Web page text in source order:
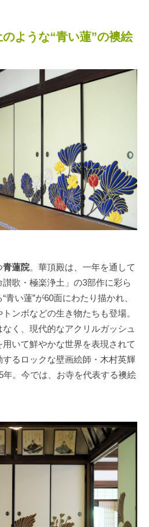
のような“青い蓮”の襖絵
青蓮院。華頂殿は、一年を通して
歌・極楽浄土」の3部作に彩ら
い蓮”が60面にわたり描かれ、
ンボなどの生き物たちも登場。
く、現代的なアクリルガッシュ
いて鮮やかな世界を表現されて
るロックな壁画絵師・木村英輝
年。今では、お寺を代表する襖絵